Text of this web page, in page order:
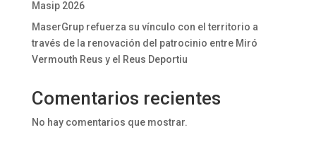
Masip 2026
MaserGrup refuerza su vínculo con el territorio a
través de la renovación del patrocinio entre Miró
Vermouth Reus y el Reus Deportiu
Comentarios recientes
No hay comentarios que mostrar.